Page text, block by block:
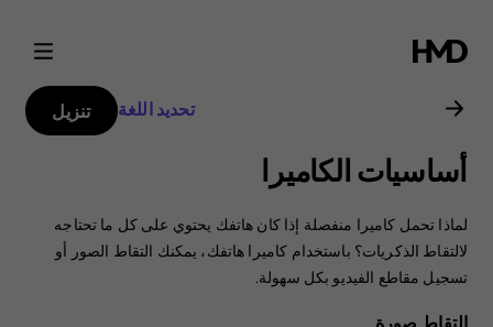
دليل
مستخدم
هاتف
Nokia
2.3
تحديد اللغة تنزيل
أساسيات الكاميرا
لماذا تحمل كاميرا منفصلة إذا كان هاتفك يحتوي على كل ما تحتاجه
لالتقاط الذكريات؟ باستخدام كاميرا هاتفك، يمكنك التقاط الصور أو
تسجيل مقاطع الفيديو بكل سهولة.